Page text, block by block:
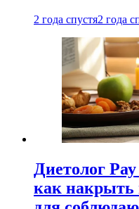
2 года спустя2 года
Диетолог Рау
как накрыть